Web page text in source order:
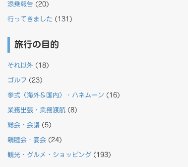
添乗報告(20)
行ってきました (131)
旅行の目的
それ以外(18)
ゴルフ (23)
挙式（海外＆国内）・ハネムーン (16)
業務出張・業務渡航(8)
総会・会議(5)
親睦会・宴会(24)
観光・グルメ・ショッピング(193)